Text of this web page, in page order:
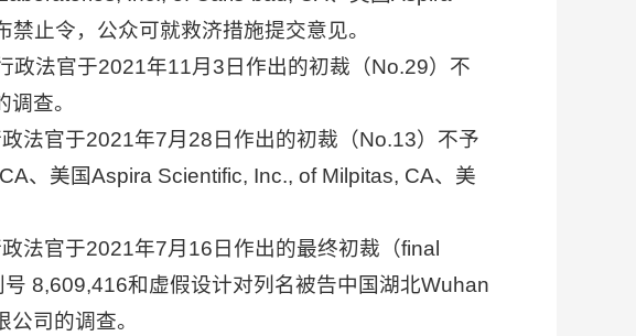
止令，公众可就救济措施提交意见。
法官于2021年11月3日作出的初裁（No.29）不
查。
官于2021年7月28日作出的初裁（No.13）不予
、美国Aspira Scientific, Inc., of Milpitas, CA、美
官于2021年7月16日作出的最终初裁（final
8,609,416和虚假设计对列名被告中国湖北Wuhan
司的调查。